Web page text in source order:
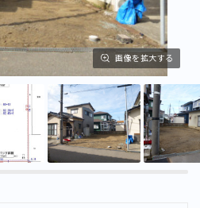
画像を拡大する